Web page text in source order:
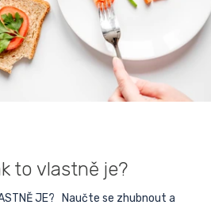
to vlastně je?
JE? Naučte se zhubnout a